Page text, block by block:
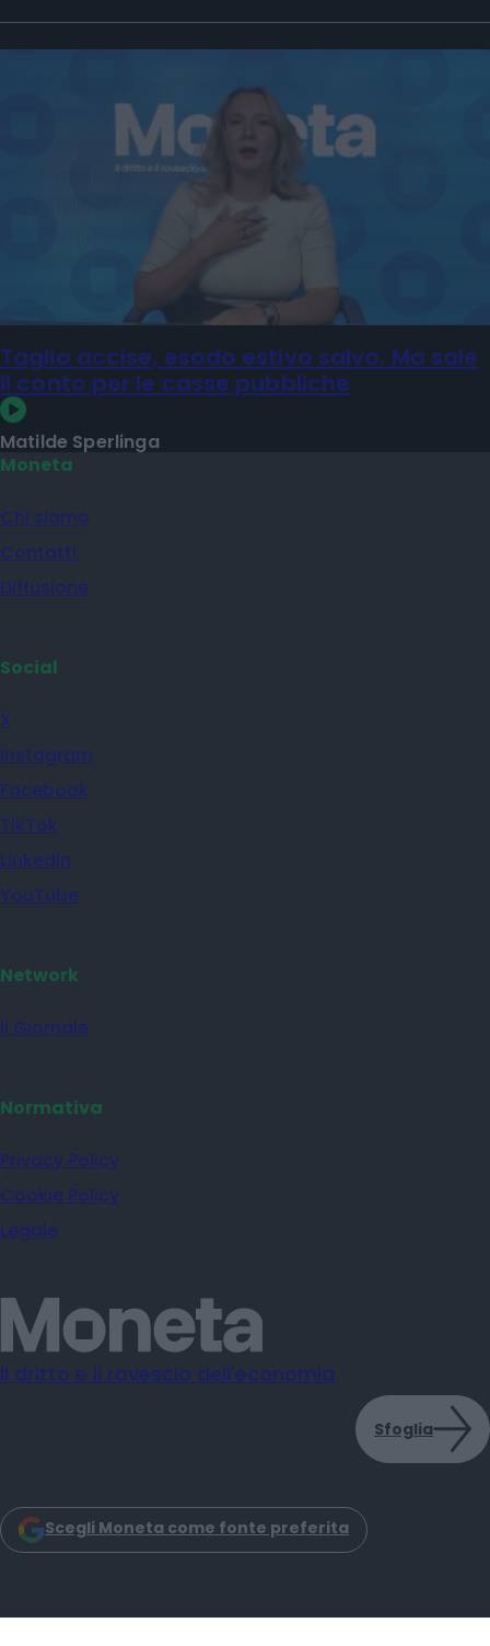
Taglio accise, esodo estivo salvo. Ma sale
il conto per le casse pubbliche
Matilde Sperlinga
Moneta
Chi siamo
Contatti
Diffusione
Social
X
Instagram
Facebook
TikTok
Linkedin
YouTube
Network
il Giornale
Normativa
Privacy Policy
Cookie Policy
Legale
Il dritto e il rovescio dell'economia
Sfoglia
Scegli Moneta come fonte preferita